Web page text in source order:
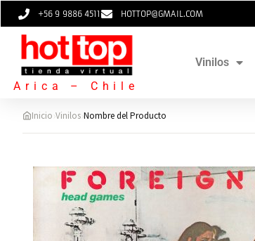
+56 9 9886 4511 HOTTOP@GMAIL.COM
Arica – Chile
Vinilos
Inicio›Vinilos›Nombre del Producto